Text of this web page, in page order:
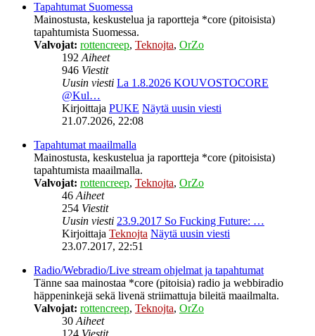
Tapahtumat Suomessa
Mainostusta, keskustelua ja raportteja *core (pitoisista)
tapahtumista Suomessa.
Valvojat: rottencreep, Teknojta, OrZo
192Aiheet
946 Viestit
Uusin viesti La 1.8.2026 KOUVOSTOCORE
@Kul…
Kirjoittaja PUKE Näytä uusin viesti
21.07.2026, 22:08
Tapahtumat maailmalla
Mainostusta, keskustelua ja raportteja *core (pitoisista)
tapahtumista maailmalla.
Valvojat: rottencreep, Teknojta, OrZo
46Aiheet
254 Viestit
Uusin viesti 23.9.2017 So Fucking Future: …
Kirjoittaja Teknojta Näytä uusin viesti
23.07.2017, 22:51
Radio/Webradio/Live stream ohjelmat ja tapahtumat
Tänne saa mainostaa *core (pitoisia) radio ja webbiradio
häppeninkejä sekä livenä striimattuja bileitä maailmalta.
Valvojat: rottencreep, Teknojta, OrZo
30Aiheet